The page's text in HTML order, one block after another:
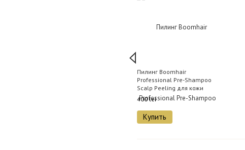
Пилинг Boomhair
Professional Pre-Shampoo
Scalp Peeling для кожи
головы 220 мл
400 lei
Купить